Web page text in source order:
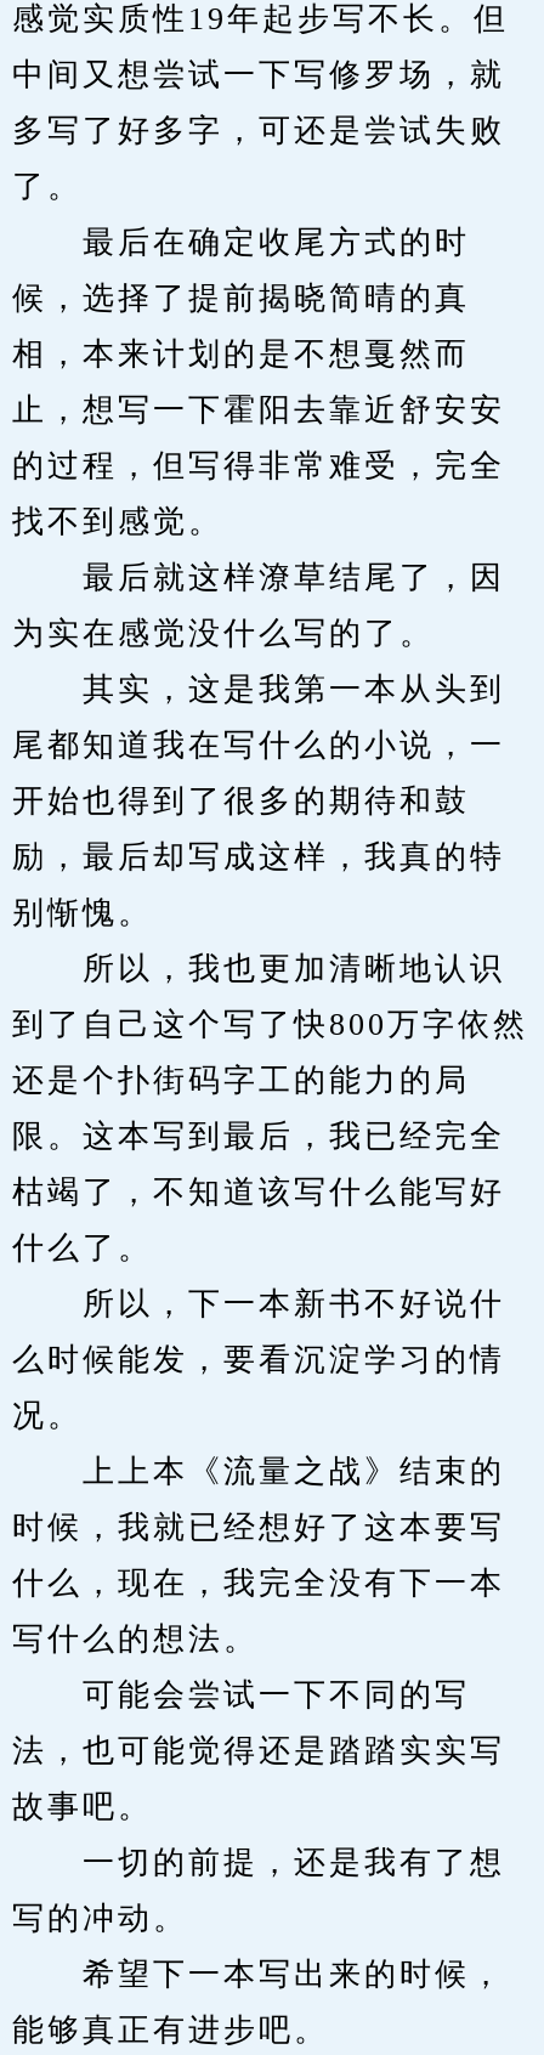
感觉实质性19年起步写不长。但
中间又想尝试一下写修罗场，就
多写了好多字，可还是尝试失败
了。
最后在确定收尾方式的时
候，选择了提前揭晓简晴的真
相，本来计划的是不想戛然而
止，想写一下霍阳去靠近舒安安
的过程，但写得非常难受，完全
找不到感觉。
最后就这样潦草结尾了，因
为实在感觉没什么写的了。
其实，这是我第一本从头到
尾都知道我在写什么的小说，一
开始也得到了很多的期待和鼓
励，最后却写成这样，我真的特
别惭愧。
所以，我也更加清晰地认识
到了自己这个写了快800万字依然
还是个扑街码字工的能力的局
限。这本写到最后，我已经完全
枯竭了，不知道该写什么能写好
什么了。
所以，下一本新书不好说什
么时候能发，要看沉淀学习的情
况。
上上本《流量之战》结束的
时候，我就已经想好了这本要写
什么，现在，我完全没有下一本
写什么的想法。
可能会尝试一下不同的写
法，也可能觉得还是踏踏实实写
故事吧。
一切的前提，还是我有了想
写的冲动。
希望下一本写出来的时候，
能够真正有进步吧。